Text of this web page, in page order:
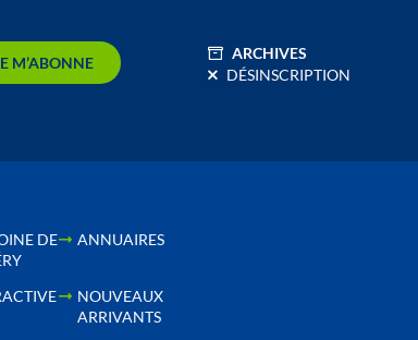
M’ABONNE
ARCHIVES
DÉSINSCRIPTION
DE
ANNUAIRES
NOUVEAUX
ARRIVANTS